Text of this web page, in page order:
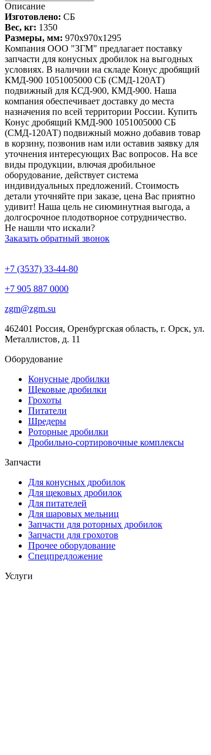
Описание
Изготовлено: СБ
Вес, кг: 1350
Размеры, мм: 970х970х1295
Компания ООО "ЗГМ" предлагает поставку
запчасти для конусных дробилок на выгодных
условиях. В наличии на складе Конус дробящий
КМД-900 1051005000 СБ (СМД-120АТ)
подвижный для КСД-900, КМД-900. Наша
компания обеспечивает доставку до места
назначения по всей территории России. Купить
Конус дробящий КМД-900 1051005000 СБ
(СМД-120АТ) подвижный можно добавив товар
в корзину, позвонив нам или оставив заявку для
уточнения интересующих Вас вопросов. На все
виды продукции, влючая дробильное
оборудование, действует система
индивидуальных предложений. Стоимость
детали уточняйте при заказе, цена Вас приятно
удивит! Наша цель не сиюминутная выгода, а
долгосрочное плодотворное сотрудничество.
Не нашли что искали?
Заказать обратный звонок
+7 (3537) 33-44-80
+7 905 887 0000
zgm@zgm.su
462401 Россия, Оренбургская область, г. Орск, ул.
Металлистов, д. 11
Оборудование
Конусные дробилки
Щековые дробилки
Грохоты
Питатели
Шредеры
Роторные дробилки
Дробильно-сортировочные комплексы
Запчасти
Для конусных дробилок
Для щековых дробилок
Для питателей
Для шаровых мельниц
Запчасти для роторных дробилок
Запчасти для грохотов
Прочее оборудование
Спецпредложение
Услуги